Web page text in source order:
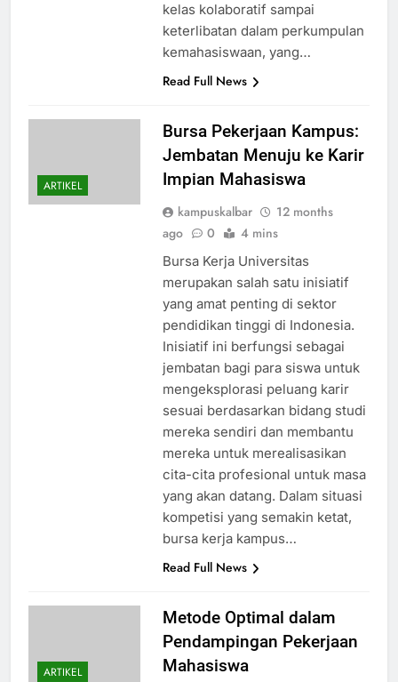
kelas kolaboratif sampai
keterlibatan dalam perkumpulan
kemahasiswaan, yang…
Read Full News
ARTIKEL
Bursa Pekerjaan Kampus:
Jembatan Menuju ke Karir
Impian Mahasiswa
kampuskalbar
12 months
ago
0 4 mins
Bursa Kerja Universitas
merupakan salah satu inisiatif
yang amat penting di sektor
pendidikan tinggi di Indonesia.
Inisiatif ini berfungsi sebagai
jembatan bagi para siswa untuk
mengeksplorasi peluang karir
sesuai berdasarkan bidang studi
mereka sendiri dan membantu
mereka untuk merealisasikan
cita-cita profesional untuk masa
yang akan datang. Dalam situasi
kompetisi yang semakin ketat,
bursa kerja kampus…
Read Full News
ARTIKEL
Metode Optimal dalam
Pendampingan Pekerjaan
Mahasiswa